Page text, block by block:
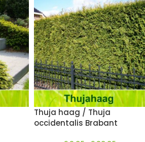
Thuja haag / Thuja
occidentalis Brabant